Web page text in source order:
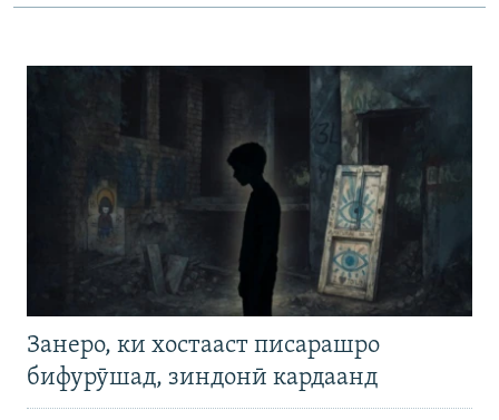
Занеро, ки хостааст писарашро
бифурӯшад, зиндонӣ кардаанд